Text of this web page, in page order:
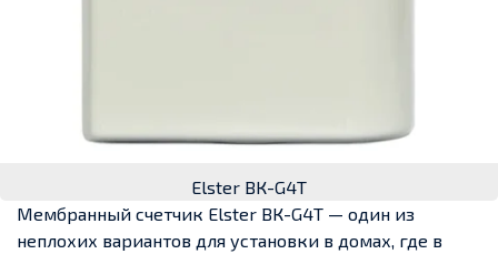
Elster ВК-G4Т
Мембранный счетчик Elster ВК-G4Т — один из
неплохих вариантов для установки в домах, где в